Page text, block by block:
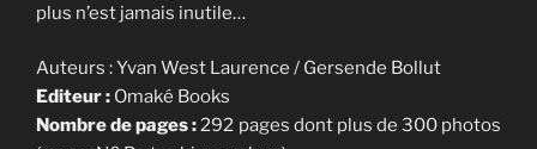
plus n’est jamais inutile…
Auteurs : Yvan West Laurence / Gersende Bollut
Editeur : Omaké Books
Nombre de pages :292 pages dont plus de 300 photos